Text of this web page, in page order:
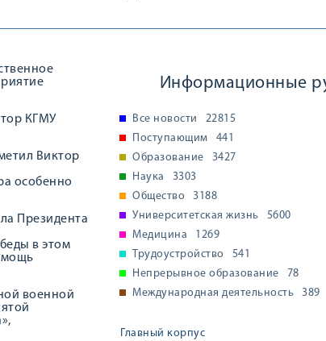
КГМУ
Виктор
особенно
Президента
в этом
мощь
военной
Информационные
Все новости
22815
Поступающим
441
Образование
3427
Наука
3303
Общество
3188
Университетская жизнь
5600
Медицина
1269
Трудоустройство
541
Непрерывное образование
78
Международная деятельность
389
Главный корпус